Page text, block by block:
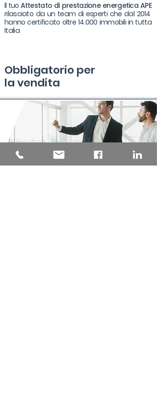
Il tuo Attestato di prestazione energetica APE
rilasciato da un team di esperti che dal 2014
hanno certificato oltre 14.000 immobili in tutta
Italia
Obbligatorio per
lavendita